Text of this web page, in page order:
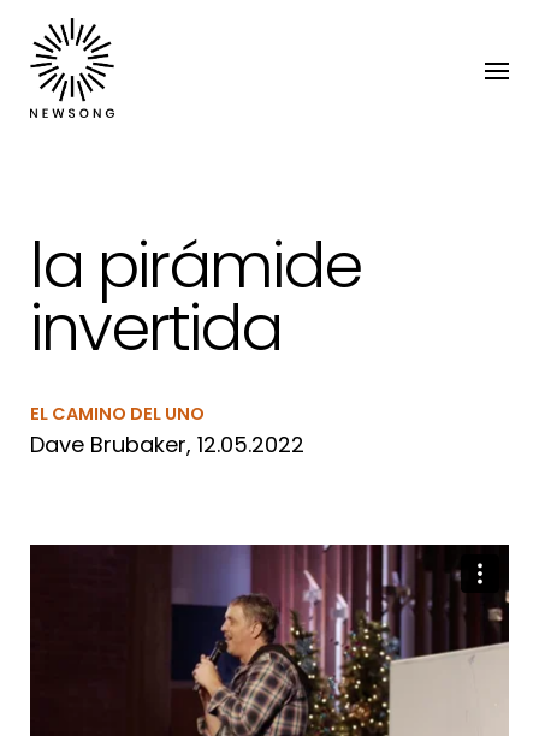
la pirámide
invertida
EL CAMINO DEL UNO
Dave Brubaker, 12.05.2022